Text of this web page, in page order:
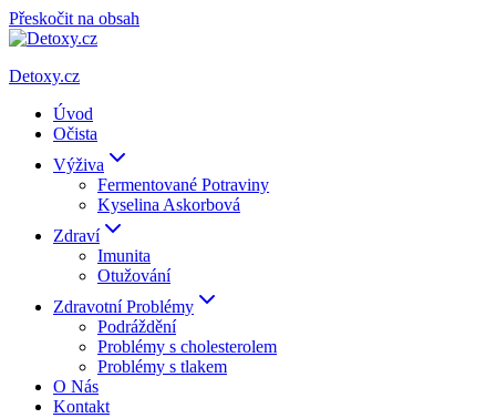
Přeskočit na obsah
Detoxy.cz
Úvod
Očista
Výživa
Fermentované Potraviny
Kyselina Askorbová
Zdraví
Imunita
Otužování
Zdravotní Problémy
Podráždění
Problémy s cholesterolem
Problémy s tlakem
O Nás
Kontakt